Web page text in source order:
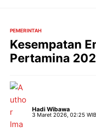
PEMERINTAH
Kesempatan
Pertamina
Hadi Wibawa
3 Maret 2026, 02:25 WIB